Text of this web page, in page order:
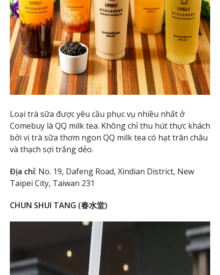
Loại trà sữa được yêu cầu phục vụ nhiều nhất ở
Comebuy là QQ milk tea. Không chỉ thu hút thực khách
bởi vị trà sữa thơm ngon QQ milk tea có hạt trân châu
và thạch sợi trắng dẻo.
Địa chỉ: No. 19, Dafeng Road, Xindian District, New
Taipei City, Taiwan 231
CHUN SHUI TANG (春水堂)